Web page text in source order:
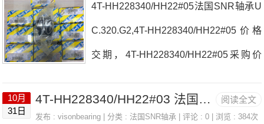
R4T-HH2283494T-HH228349价格,4T-H
H228349采购4T-
4T-HH228340/HH22#05法国SNR轴承U
C.320.G2,4T-HH228340/HH22#05价格
交期，4T-HH228340/HH22#05采购价
228340/HH22#05厂家N208ET2XUCFL
阅读全文
10月
31日
4T-HH228340/HH22#03 法国SNR轴承 7018.HV.U.J94
发布 :visonbearing | 分类 :法国SNR轴承 | 评论 : 0 | 浏览 : 384次